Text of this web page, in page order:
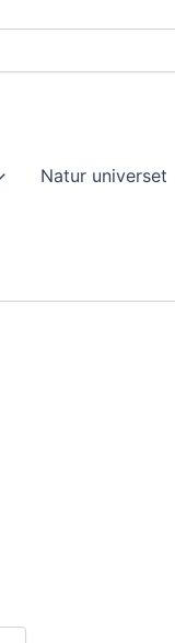
Natur universet